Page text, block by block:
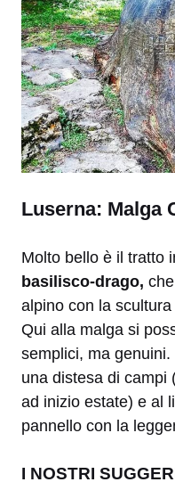
Luserna: Malga
Molto bello è il tratto
basilisco-drago,
alpino con la scultura
Qui alla malga si
semplici, ma
una distesa di campi
ad inizio estate) e al
pannello con la
I NOSTRI